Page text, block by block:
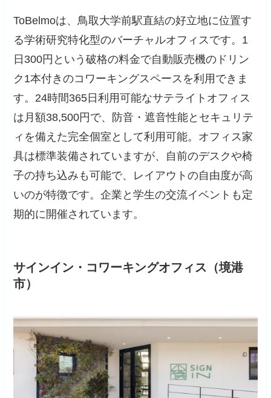
ToBelmoは、鳥取大学前駅直結の好立地に位置す
る学術研究特化型のバーチャルオフィスです。1
日300円という破格の料金で自動販売機のドリン
ク1本付きのコワーキングスペースを利用できま
す。24時間365日利用可能なサテライトオフィス
は月額38,500円で、防音・遮音性能とセキュリテ
ィを備えた完全個室として利用可能。オフィス家
具は標準装備されていますが、自前のデスクや椅
子の持ち込みも可能で、レイアウトの自由度が高
いのが特徴です。企業と学生の交流イベントも定
期的に開催されています。
サインイン・コワーキングオフィス（境港
市）